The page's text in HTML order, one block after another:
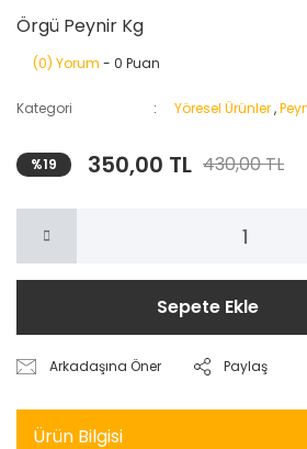
Örgü Peynir Kg
(0) Yorum - 0 Puan
Kategori Yöresel Ürünler,
%19 350,00 TL 430,00 TL
Sepete Ekle
Arkadaşına Öner Paylaş
Ürün Bilgisi